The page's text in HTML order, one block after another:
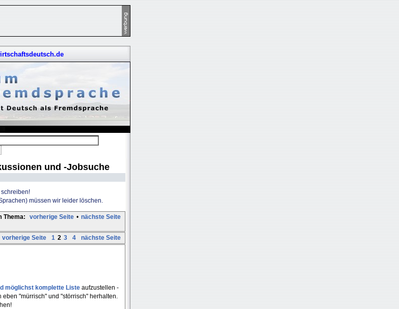
und -Jobsuche
müssen wir leider löschen.
Thema: vorherige Seite • nächste Seite
vorherige Seite 1 2 3 4 nächste Seite
möglichst komplette Liste aufzustellen -
"mürrisch" und "störrisch" herhalten.